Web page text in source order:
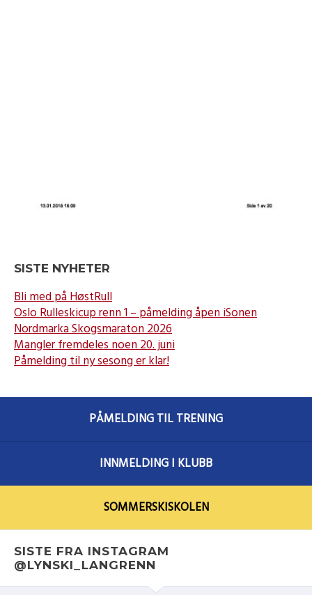
SISTE NYHETER
Bli med på HøstRull
Oslo Rulleskicup renn 1 – påmelding åpen iSonen
Nordmarka Skogsmaraton 2026
Mangler fremdeles noen 20. juni
Påmelding til ny sesong er klar!
PÅMELDING TIL TRENING
INNMELDING I KLUBB
SOMMERSKISKOLEN
SISTE FRA INSTAGRAM
@LYNSKI_LANGRENN